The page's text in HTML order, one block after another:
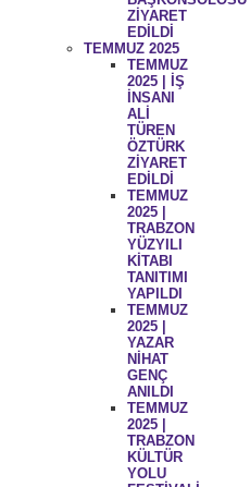
ZİYARET
EDİLDİ
TEMMUZ 2025
TEMMUZ
2025 | İŞ
İNSANI
ALİ
TÜREN
ÖZTÜRK
ZİYARET
EDİLDİ
TEMMUZ
2025 |
TRABZON
YÜZYILI
KİTABI
TANITIMI
YAPILDI
TEMMUZ
2025 |
YAZAR
NİHAT
GENÇ
ANILDI
TEMMUZ
2025 |
TRABZON
KÜLTÜR
YOLU